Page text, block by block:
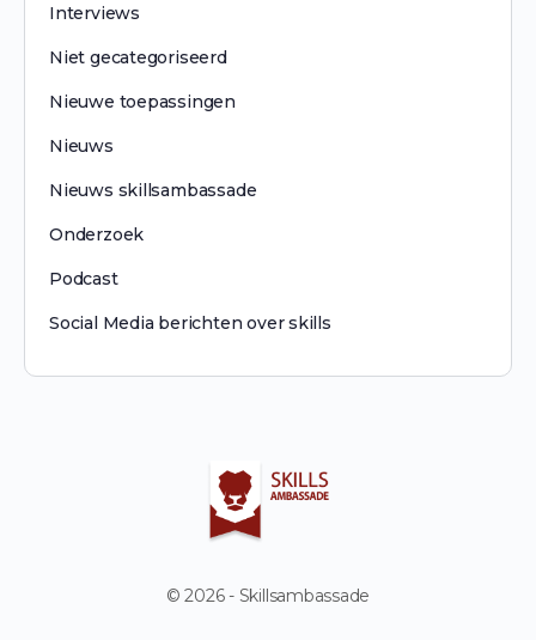
Interviews
Niet gecategoriseerd
Nieuwe toepassingen
Nieuws
Nieuws skillsambassade
Onderzoek
Podcast
Social Media berichten over skills
© 2026 - Skillsambassade